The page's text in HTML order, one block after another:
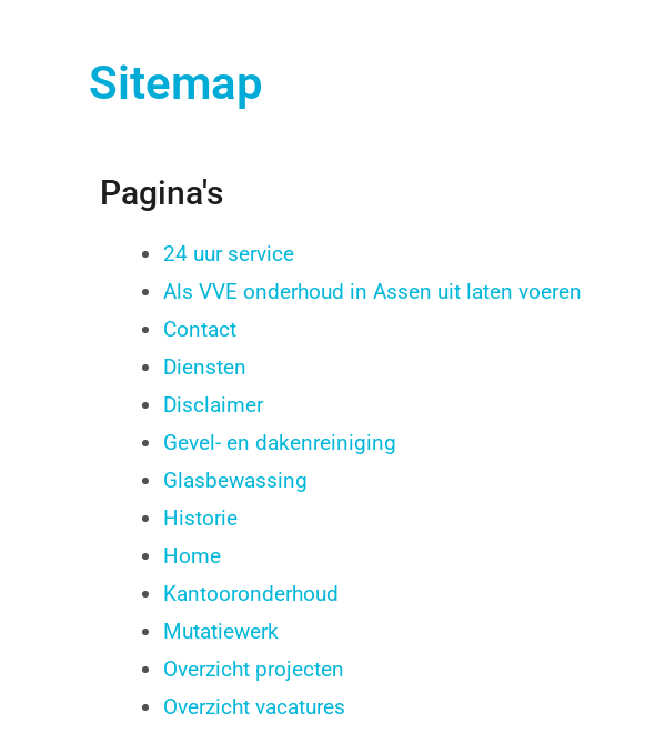
Sitemap
Pagina's
24 uur service
Als VVE onderhoud in Assen uit laten voeren
Contact
Diensten
Disclaimer
Gevel- en dakenreiniging
Glasbewassing
Historie
Home
Kantooronderhoud
Mutatiewerk
Overzicht projecten
Overzicht vacatures